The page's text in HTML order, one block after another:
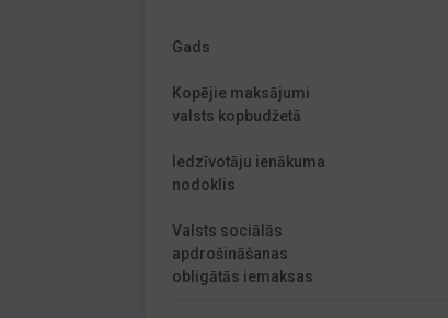
Gads
Kopējie maksājumi
valsts kopbudžetā
Iedzīvotāju ienākuma
nodoklis
Valsts sociālās
apdrošināšanas
obligātās iemaksas